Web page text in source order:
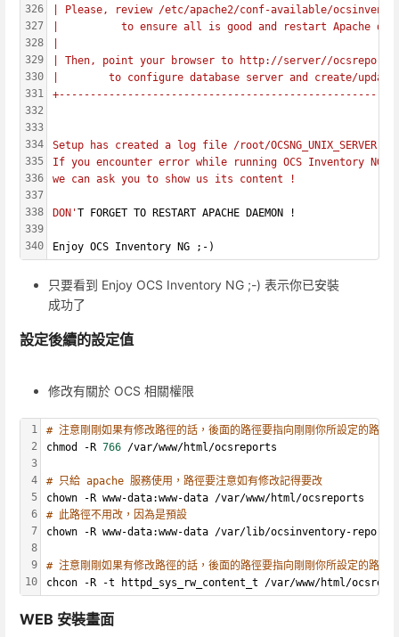
326
327
328
329
330
331
332
333
334
335
336
337
338
339
340
| Please, review /etc/apache2/conf-available/
|          to ensure all is good and restart Apache
| Then, point your browser to http://server//
|        to configure database server and create/
Setup has created a log file /root/
If you encounter error while running OCS Inventory NG
we can ask you to show us its content !
DON'T FORGET TO RESTART APACHE DAEMON !
Enjoy OCS Inventory NG ;-)
只要看到 Enjoy OCS Inventory NG ;-) 表示你已安裝
成功了
設定後續的設定值
修改有關於 OCS 相關權限
1
2
3
4
5
6
7
8
9
10
# 注意剛剛如果有修改路徑的話，後面的路徑要指向剛剛你所設定的路徑
chmod -R 766 /var/www/html/ocsreports
# 只給 apache 服務使用，路徑要注意如有修改記得要改
chown -R www-data:www-data /var/www/html/ocsreports
# 此路徑不用改，因為是預設
chown -R www-data:www-data /var/lib/ocsinventory-
# 注意剛剛如果有修改路徑的話，後面的路徑要指向剛剛你所設定的路徑
chcon -R -t httpd_sys_rw_content_t /var/www/html/
WEB 安裝畫面